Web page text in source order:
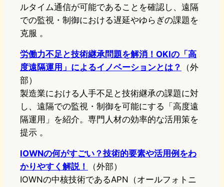
ルタイム通信が可能であることを確認し、遠隔
での監視・制御における遅延やゆらぎの課題を
克服 。
労働力不足と技術継承問題を解消！OKIの「高
度遠隔運用」によるイノベーションとは？
（外
部）
製造業における人手不足と技術継承の課題に対
し、遠隔での監視・制御を可能にする「高度遠
隔運用」を紹介。専門人材の効率的な活用策を
提示 。
IOWNの何がすごい？技術的要素や活用例をわ
かりやすく解説！
（外部）
IOWNの中核技術であるAPN（オールフォトニ